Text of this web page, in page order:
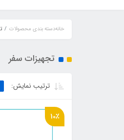
خانهدسته بندی محصولات
تجهیزات سفر
ترتیب نمایش:
10٪